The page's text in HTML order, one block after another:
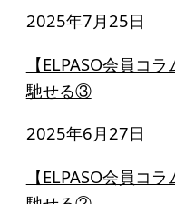
コラム
2025年7月25日
【ELPASO会員コ
馳せる③
2025年6月27日
【ELPASO会員コ